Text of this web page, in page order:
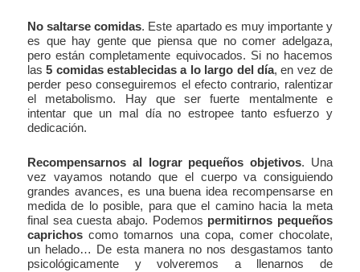
No saltarse comidas. Este apartado es muy importante y
es que hay gente que piensa que no comer adelgaza,
pero están completamente equivocados. Si no hacemos
las5 comidas establecidas a lo largo del día, en vez de
perder peso conseguiremos el efecto contrario, ralentizar
el metabolismo. Hay que ser fuerte mentalmente e
intentar que un mal día no estropee tanto esfuerzo y
dedicación.
Recompensarnos al lograr pequeños objetivos. Una
vez vayamos notando que el cuerpo va consiguiendo
grandes avances, es una buena idea recompensarse en
medida de lo posible, para que el camino hacia la meta
final sea cuesta abajo. Podemos permitirnos pequeños
caprichos como tomarnos una copa, comer chocolate,
un helado… De esta manera no nos desgastamos tanto
psicológicamente y volveremos a llenarnos de